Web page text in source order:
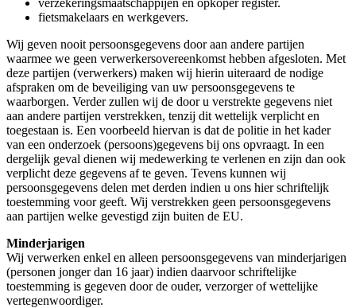
fietsmakelaars en werkgevers.
Wij geven nooit persoonsgegevens door aan andere partijen
waarmee we geen verwerkersovereenkomst hebben afgesloten. Met
deze partijen (verwerkers) maken wij hierin uiteraard de nodige
afspraken om de beveiliging van uw persoonsgegevens te
waarborgen. Verder zullen wij de door u verstrekte gegevens niet
aan andere partijen verstrekken, tenzij dit wettelijk verplicht en
toegestaan is. Een voorbeeld hiervan is dat de politie in het kader
van een onderzoek (persoons)gegevens bij ons opvraagt. In een
dergelijk geval dienen wij medewerking te verlenen en zijn dan ook
verplicht deze gegevens af te geven. Tevens kunnen wij
persoonsgegevens delen met derden indien u ons hier schriftelijk
toestemming voor geeft. Wij verstrekken geen persoonsgegevens
aan partijen welke gevestigd zijn buiten de EU.
Minderjarigen
Wij verwerken enkel en alleen persoonsgegevens van minderjarigen
(personen jonger dan 16 jaar) indien daarvoor schriftelijke
toestemming is gegeven door de ouder, verzorger of wettelijke
vertegenwoordiger.